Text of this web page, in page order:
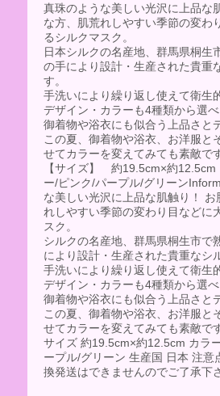
真珠のような美しい光沢に上品な
な方、肌荒れしやすい季節の変わ
るシルクマスク。
日本シルクの名産地、群馬県桐生
の手により設計・生産された貴重
す。
手洗いにより繰り返し使えて衛生的
デザイン・カラーも4種類から選べ
御着物や浴衣にも似合う上品さと
この夏、御着物や浴衣、お洋服と
せてカラーを変えてみても素敵です
【サイズ】 約19.5cm×約
ー/ピンク/パープル/グリーン
な美しい光沢に上品な肌触り！
れしやすい季節の変わり目などに
スク。
シルクの名産地、群馬県桐生市で
により設計・生産された貴重なシ
手洗いにより繰り返し使えて衛生的
デザイン・カラーも4種類から選べ
御着物や浴衣にも似合う上品さと
この夏、御着物や浴衣、お洋服と
せてカラーを変えてみても素敵です
サイズ 約19.5cm×約12.5cm カラ
ープル/グリーン 生産国 日本 注意
換発送はできませんのでご了承下